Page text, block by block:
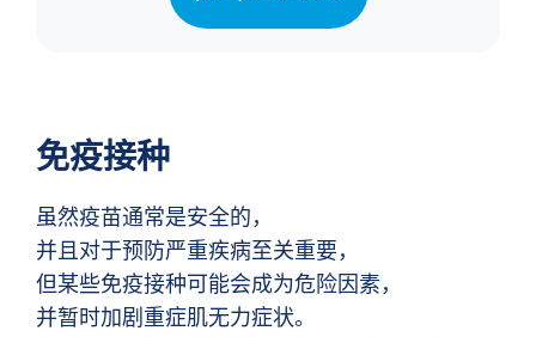
免疫接种
虽然疫苗通常是安全的，
并且对于预防严重疾病至关重要，
但某些免疫接种可能会成为危险因素，
并暂时加剧重症肌无力症状。